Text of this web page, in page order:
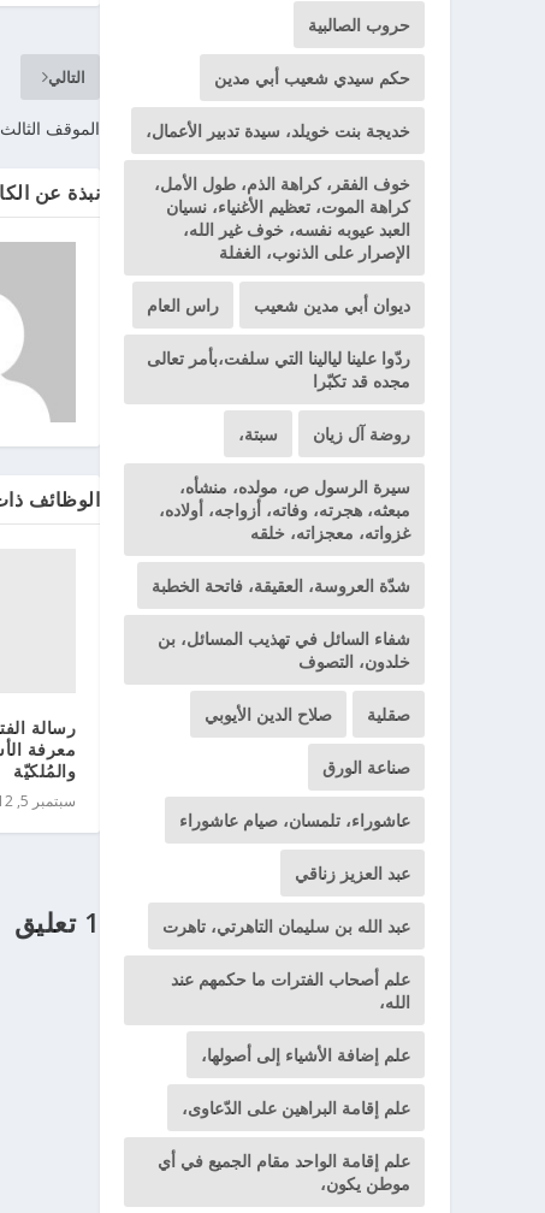
التالي
الموقف الثالث عشر 13
نبذة عن
الوظائف
رسالة
معرفة
والمُلكيّة
سبتمبر 5, 2012
1 تعليق
حروب الصالبية
حكم سيدي شعيب أبي مدين
خديجة بنت خويلد، سيدة تدبير الأعمال،
خوف الفقر، كراهة الذم، طول الأمل،
كراهة الموت، تعظيم الأغنياء، نسيان
العبد عيوبه نفسه، خوف غير الله،
الإصرار على الذنوب، الغفلة
ديوان أبي مدين شعيب راس العام
ردّوا علينا ليالينا التي سلفت،بأمر تعالى
مجده قد تكبّرا
روضة آل زيان سبتة،
سيرة الرسول ص، مولده، منشأه،
مبعثه، هجرته، وفاته، أزواجه، أولاده،
غزواته، معجزاته، خلقه
شدّة العروسة، العقيقة، فاتحة الخطبة
شفاء السائل في تهذيب المسائل، بن
خلدون، التصوف
صقلية صلاح الدين الأيوبي
صناعة الورق
عاشوراء، تلمسان، صيام عاشوراء
عبد العزيز زناقي
عبد الله بن سليمان التاهرتي، تاهرت
علم أصحاب الفترات ما حكمهم عند
الله،
علم إضافة الأشياء إلى أصولها،
علم إقامة البراهين على الدّعاوى،
علم إقامة الواحد مقام الجميع في أي
موطن يكون،